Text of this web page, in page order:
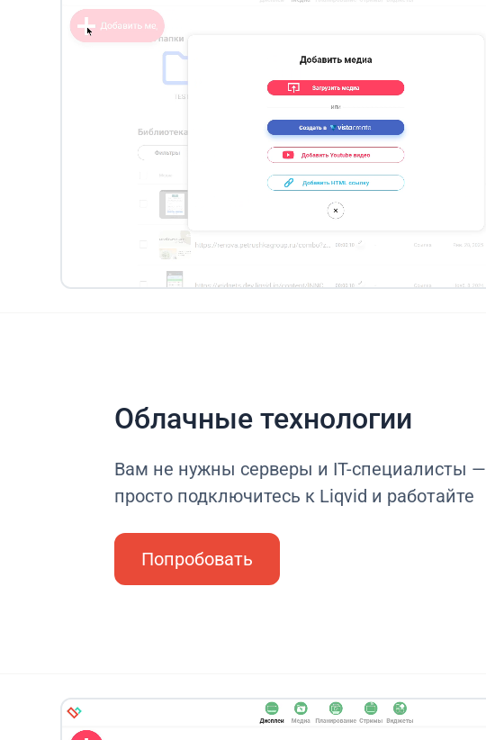
Облачные технологии
Вам не нужны серверы и IT-специалисты —
просто подключитесь к Liqvid и работайте
Попробовать